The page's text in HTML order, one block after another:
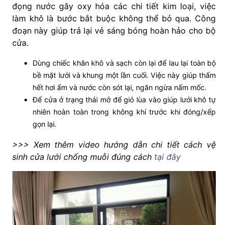
đọng nước gây oxy hóa các chi tiết kim loại, việc
làm khô là bước bắt buộc không thể bỏ qua. Công
đoạn này giúp trả lại vẻ sáng bóng hoàn hảo cho bộ
cửa.
Dùng chiếc khăn khô và sạch còn lại để lau lại toàn bộ
bề mặt lưới và khung một lần cuối. Việc này giúp thấm
hết hơi ẩm và nước còn sót lại, ngăn ngừa nấm mốc.
Để cửa ở trạng thái mở để gió lùa vào giúp lưới khô tự
nhiên hoàn toàn trong không khí trước khi đóng/xếp
gọn lại.
>>> Xem thêm video hướng dẫn chi tiết cách vệ
sinh cửa lưới chống muỗi đúng cách tại đây